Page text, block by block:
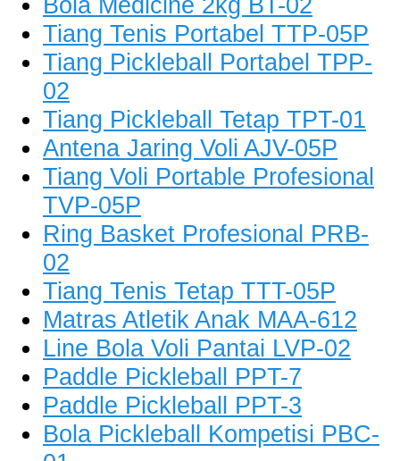
Tiang Tenis Portabel TTP-05P
Tiang Pickleball Portabel TPP-
02
Tiang Pickleball Tetap TPT-01
Antena Jaring Voli AJV-05P
Tiang Voli Portable Profesional
TVP-05P
Ring Basket Profesional PRB-
02
Tiang Tenis Tetap TTT-05P
Matras Atletik Anak MAA-612
Line Bola Voli Pantai LVP-02
Paddle Pickleball PPT-7
Paddle Pickleball PPT-3
Bola Pickleball Kompetisi PBC-